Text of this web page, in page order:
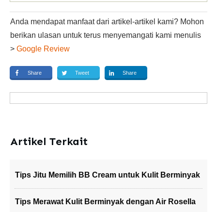
Anda mendapat manfaat dari artikel-artikel kami? Mohon
berikan ulasan untuk terus menyemangati kami menulis
> Google Review
Share Tweet Share
Artikel Terkait
Tips Jitu Memilih BB Cream untuk Kulit Berminyak
Tips Merawat Kulit Berminyak dengan Air Rosella